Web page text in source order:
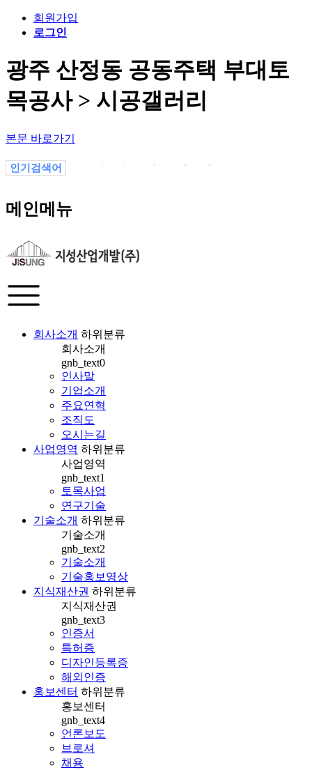
회원가입
로그인
광주 산정동 공동주택 부대토
목공사 > 시공갤러리
본문 바로가기
인기검색어
메인메뉴
회사소개 하위분류
회사소개
gnb_text0
인사말
기업소개
주요연혁
조직도
오시는길
사업영역 하위분류
사업영역
gnb_text1
토목사업
연구기술
기술소개 하위분류
기술소개
gnb_text2
기술소개
기술홍보영상
지식재산권 하위분류
지식재산권
gnb_text3
인증서
특허증
디자인등록증
해외인증
홍보센터 하위분류
홍보센터
gnb_text4
언론보도
브로셔
채용